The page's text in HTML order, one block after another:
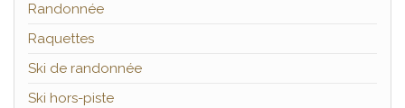
Randonnée
Raquettes
Ski de randonnée
Ski hors-piste